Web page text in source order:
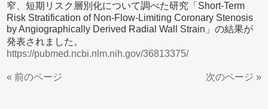
窄、短期リスク層別化について調べた研究「Short-Term
Risk Stratification of Non-Flow-Limiting Coronary Stenosis
by Angiographically Derived Radial Wall Strain」の結果が
発表されました。
https://pubmed.ncbi.nlm.nih.gov/36813375/
« 前のページ 次のページ »